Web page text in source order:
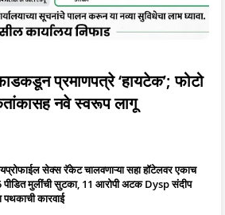
प्रमाणपत्रे ‘हायटेक’; फोटो
नवे स्वरूप लागू
सेक्स रॅकेट चालवणाऱ्या सहा हॉटेलवर एकाच
पीडित मुलींची सुटका, 11 आरोपी अटक Dysp संदीप
पथकाची कारवाई